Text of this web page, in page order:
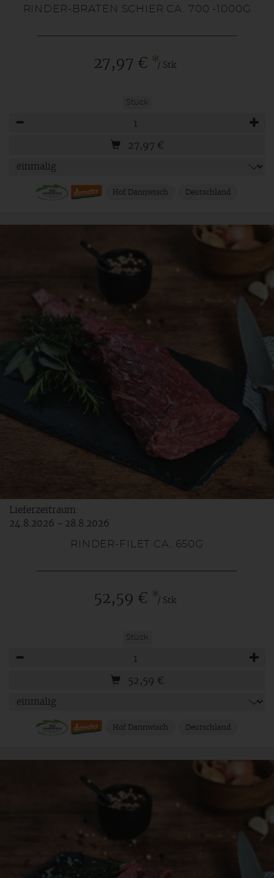
RINDER-BRATEN SCHIER CA. 700 -1000G
27,97 € */ Stk
Stück
27,97 €
Hof Dannwisch Deutschland
Lieferzeitraum:
24.8.2026 - 28.8.2026
RINDER-FILET CA. 650G
52,59 € */ Stk
Stück
52,59 €
Hof Dannwisch Deutschland